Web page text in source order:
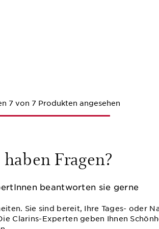
7 von 7 Produkten angesehen
haben Fragen?
beantworten sie gerne
Sie sind bereit, Ihre Tages- oder
Clarins-Experten geben Ihnen